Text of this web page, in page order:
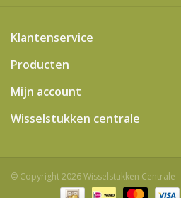
Klantenservice
Producten
Mijn account
Wisselstukken centrale
© Copyright 2026 Wisselstukken Centrale